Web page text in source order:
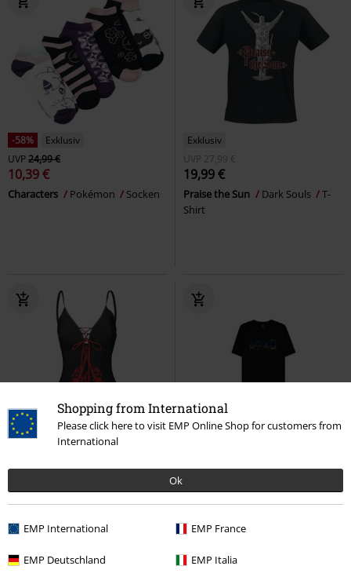
Shopping from International
Please click here to visit EMP Online Shop for customers from
International
Ok
EMP International EMP France
EMP Deutschland EMP Italia
-58%
Exklusiv
UVP24,99 €
10,39 €
Characters Pokémon Socken
Exklusiv
UVP
27,99 €
19,99 €
Praise the Sun Dark Souls
T-
Shirt
-53%
Exklusiv
27,99 €
Crest
Assassin's Creed
Badeanzug
14,99 €
PlayStation Controller
Playstation
T-Shirt